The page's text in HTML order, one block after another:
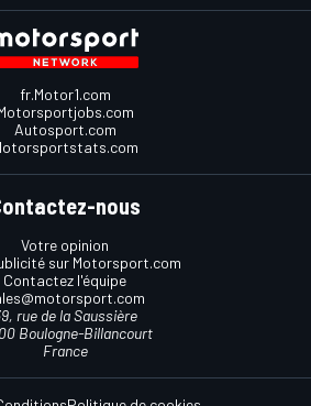
fr.Motor1.com
Autosport.com
nous
Votre opinion
sur Motorsport.com
Contactez l'équipe
rue de la Saussière
Boulogne-Billancourt
France